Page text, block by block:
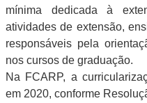
mínima dedicada à
atividades de extensão,
responsáveis pela
nos cursos de graduação.
Na FCARP, a
em 2020, conforme